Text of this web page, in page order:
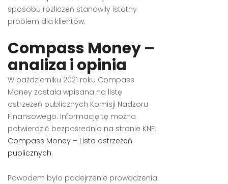
sposobu rozliczeń stanowiły istotny
problem dla klientów.
Compass Money –
analiza i opinia
W październiku 2021 roku Compass
Money została wpisana na listę
ostrzeżeń publicznych Komisji Nadzoru
Finansowego. Informację tę można
potwierdzić bezpośrednio na stronie KNF:
Compass Money – Lista ostrzeżeń
publicznych.
Powodem było podejrzenie prowadzenia